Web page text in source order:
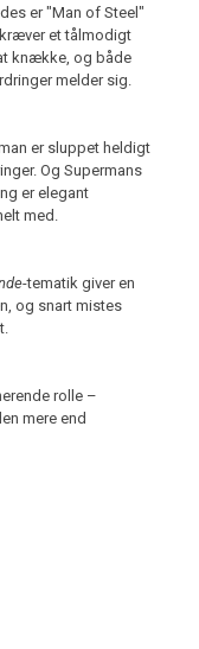
er "Man of Steel"
et tålmodigt
knække, og både
melder sig.
er sluppet heldigt
Og Supermans
er elegant
med.
-tematik giver en
og snart mistes
rolle –
mere end